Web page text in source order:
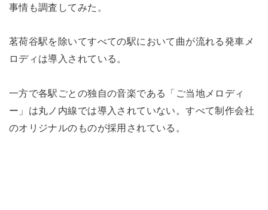
事情も調査してみた。
茗荷谷駅を除いてすべての駅において曲が流れる発車メ
ロディは導入されている。
一方で各駅ごとの独自の音楽である「ご当地メロディ
ー」は丸ノ内線では導入されていない。すべて制作会社
のオリジナルのものが採用されている。